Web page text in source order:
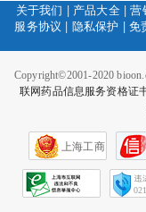
关于我们 | 产品大全|营
服务协议 | 隐私保护 |免
Copyright©2001-2020
联网药品信息服务资格证
上海工商